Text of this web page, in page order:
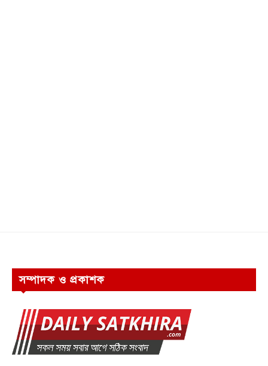
সম্পাদক ও প্রকাশক